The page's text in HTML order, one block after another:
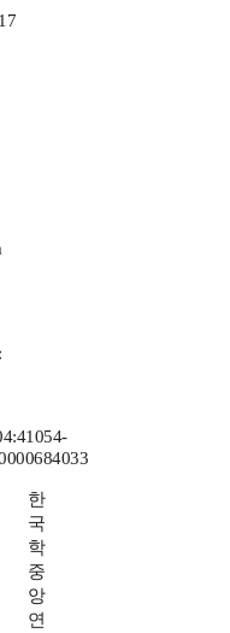
한
국
학
중
앙
연